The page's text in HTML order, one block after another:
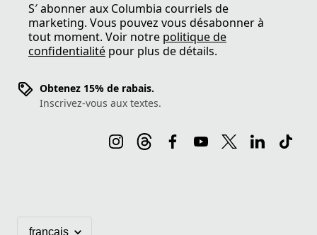
S′ abonner aux Columbia courriels de
marketing. Vous pouvez vous désabonner à
tout moment. Voir notre politique de
confidentialité pour plus de détails.
Obtenez 15% de rabais.
Inscrivez-vous aux textes.